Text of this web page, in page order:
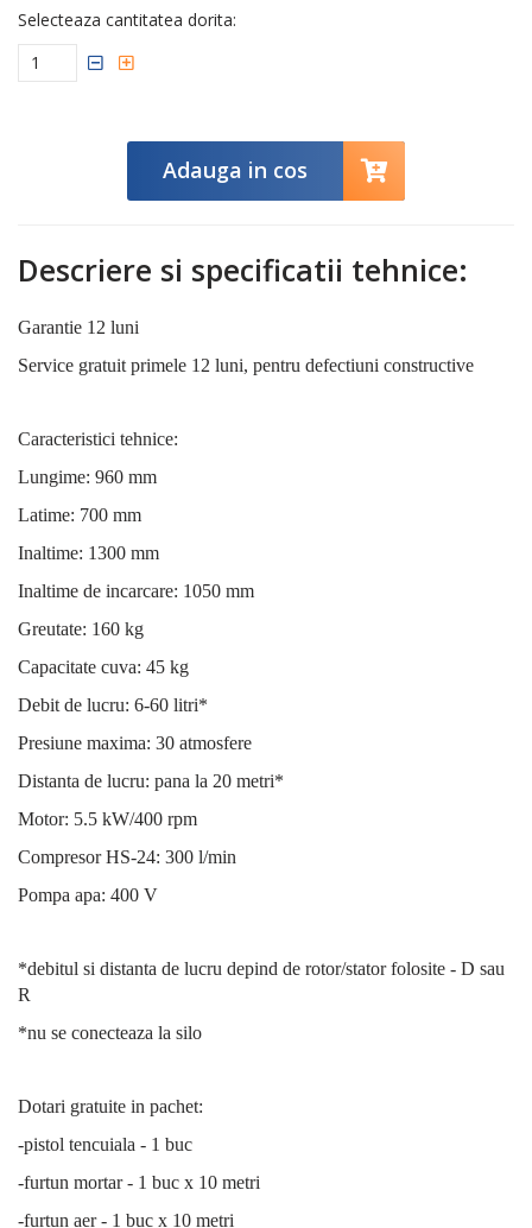
Selecteaza cantitatea dorita:
Adauga in cos
Descriere si specificatii tehnice:
Garantie 12 luni
Service gratuit primele 12 luni, pentru defectiuni constructive
Caracteristici tehnice:
Lungime: 960 mm
Latime: 700 mm
Inaltime: 1300 mm
Inaltime de incarcare: 1050 mm
Greutate: 160 kg
Capacitate cuva: 45 kg
Debit de lucru: 6-60 litri*
Presiune maxima: 30 atmosfere
Distanta de lucru: pana la 20 metri*
Motor: 5.5 kW/400 rpm
Compresor HS-24: 300 l/min
Pompa apa: 400 V
*debitul si distanta de lucru depind de rotor/stator folosite - D sau
R
*nu se conecteaza la silo
Dotari gratuite in pachet:
-pistol tencuiala - 1 buc
-furtun mortar - 1 buc x 10 metri
-furtun aer - 1 buc x 10 metri